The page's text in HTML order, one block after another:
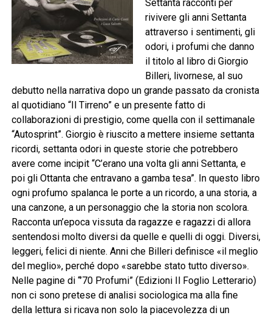
Settanta racconti per
rivivere gli anni Settanta
attraverso i sentimenti, gli
odori, i profumi che danno
il titolo al libro di Giorgio
Billeri, livornese, al suo
debutto nella narrativa dopo un grande passato da cronista
al quotidiano “Il Tirreno” e un presente fatto di
collaborazioni di prestigio, come quella con il settimanale
“Autosprint”. Giorgio è riuscito a mettere insieme settanta
ricordi, settanta odori in queste storie che potrebbero
avere come incipit “C’erano una volta gli anni Settanta, e
poi gli Ottanta che entravano a gamba tesa”. In questo libro
ogni profumo spalanca le porte a un ricordo, a una storia, a
una canzone, a un personaggio che la storia non scolora.
Racconta un’epoca vissuta da ragazze e ragazzi di allora
sentendosi molto diversi da quelle e quelli di oggi. Diversi,
leggeri, felici di niente. Anni che Billeri definisce «il meglio
del meglio», perché dopo «sarebbe stato tutto diverso».
Nelle pagine di “’70 Profumi” (Edizioni Il Foglio Letterario)
non ci sono pretese di analisi sociologica ma alla fine
della lettura si ricava non solo la piacevolezza di un